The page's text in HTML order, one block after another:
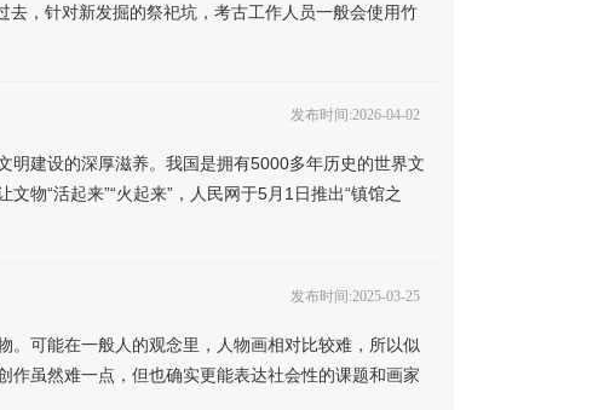
去，针对新发掘的祭祀坑，考古工作人员一般会使用竹
发布时间:2026-04-02
明建设的深厚滋养。我国是拥有5000多年历史的世界文
物“活起来”“火起来”，人民网于5月1日推出“镇馆之
发布时间:2025-03-25
可能在一般人的观念里，人物画相对比较难，所以似
虽然难一点，但也确实更能表达社会性的课题和画家